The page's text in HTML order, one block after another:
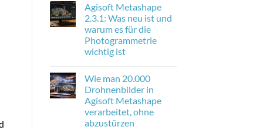
on
Wie
AI
Upscaling
die
Photogrammetrie-
Texturen
Metashape
verbessert
Agisoft Metashape
2.3.1: Was neu ist und
warum es für die
Photogrammetrie
wichtig ist
on
Agisoft
Metashape
2.3.1:
Was
neu
ist
Wie man 20.000
Drohnenbilder in
Agisoft Metashape
verarbeitet, ohne
abzustürzen